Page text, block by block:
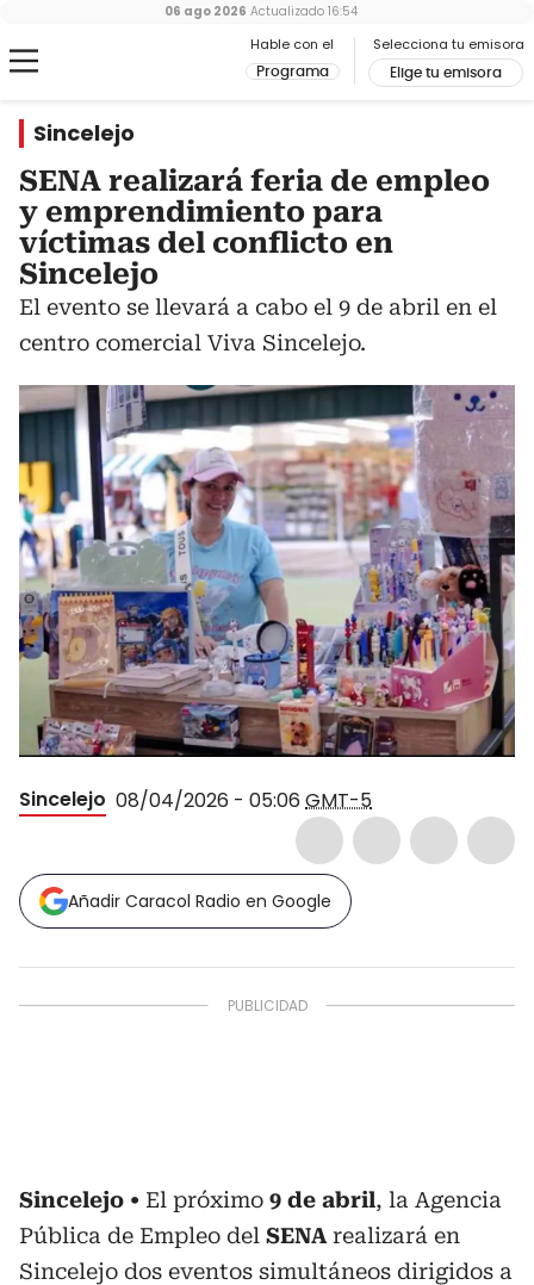
Hable con el
Programa
Selecciona tu emisora
Elige tu emisora
06 ago 2026 Actualizado 16:54
Sincelejo
SENA realizará feria de empleo
y emprendimiento para
víctimas del conflicto en
Sincelejo
El evento se llevará a cabo el 9 de abril en el
centro comercial Viva Sincelejo.
Sincelejo 08/04/2026 - 05:06 GMT-5
Añadir Caracol Radio en Google
Sincelejo El próximo 9 de abril, la Agencia
Pública de Empleo del SENA realizará en
Sincelejo dos eventos simultáneos dirigidos a